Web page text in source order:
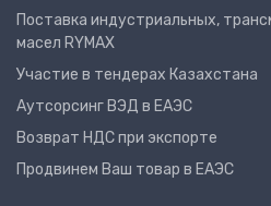
Поставка индустриальных,
масел RYMAX
Участие в тендерах Казахстана
Аутсорсинг ВЭД в ЕАЭС
Возврат НДС при экспорте
Продвинем Ваш товар в ЕАЭС